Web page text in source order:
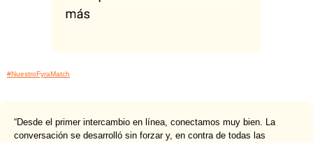
#NuestroFyraMatch
“Desde el primer intercambio en línea, conectamos muy bien. La
conversación se desarrolló sin forzar y, en contra de todas las